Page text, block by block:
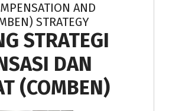
AND
STRATEGY
STRATEGI
DAN
(COMBEN)